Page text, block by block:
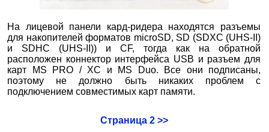
На лицевой панели кард-ридера находятся разъемы
для накопителей форматов microSD, SD (SDXC (UHS-II)
и SDHC (UHS-II)) и CF, тогда как на обратной
расположен коннектор интерфейса USB и разъем для
карт MS PRO / XC и MS Duo. Все они подписаны,
поэтому не должно быть никаких проблем с
подключением совместимых карт памяти.
Страница 2 >>